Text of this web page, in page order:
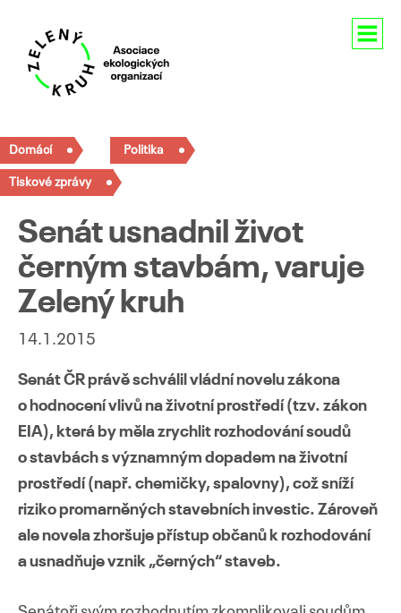
Naše aktivity
Přejít
obsahu
webu
Domácí Politika
Tiskové zprávy
Senát usnadnil život
černým stavbám, varuje
Zelený kruh
14.1.2015
Senát ČR právě schválil vládní novelu zákona
o hodnocení vlivů na životní prostředí (tzv. zákon
EIA), která by měla zrychlit rozhodování soudů
o stavbách s významným dopadem na životní
prostředí (např. chemičky, spalovny), což sníží
riziko promarněných stavebních investic. Zároveň
ale novela zhoršuje přístup občanů k rozhodování
a usnadňuje vznik „černých“ staveb.